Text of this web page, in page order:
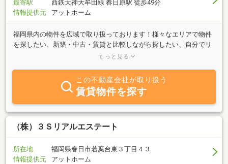
最寄駅
西鉄天神大牟田線 春日原駅 徒歩49分
情報提供元
アットホーム
福岡県内の物件を広域で取り扱っております！様々なエリアで物件
を探したい、新築・中古・賃貸と比較しながら探したい、自分でリ
フォームしたい、インターネットにない物件情報が知りたい、購入
いのお悩み、小さなことからなんでもご相談ください♪
もっと見る
この不動産会社が取り扱う
賃貸物件を探す
（株）３Ｓリアルエステート
所在地
福岡県春日市若葉台東３丁目４３
情報提供元
アットホーム